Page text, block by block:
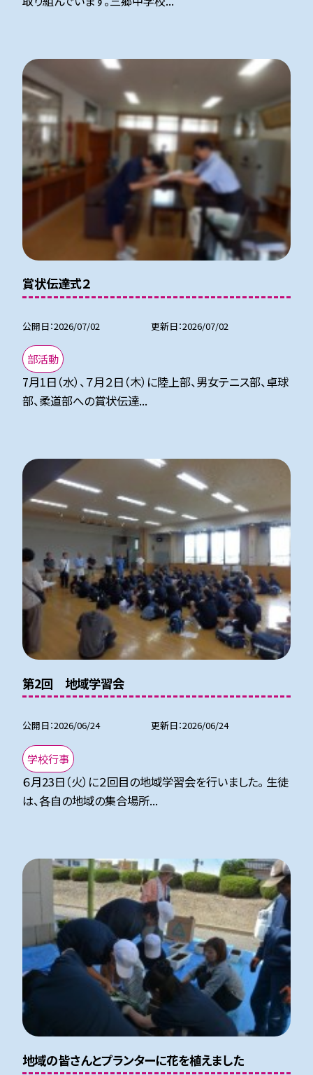
賞状伝達式２
公開日 2026/07/02 更新日 2026/07/02
部活動
7月1日（水）、７月２日（木）に陸上部、男女テニス部、卓球
部、柔道部への賞状伝達...
第2回 地域学習会
公開日 2026/06/24 更新日 2026/06/24
学校行事
６月23日（火）に２回目の地域学習会を行いました。 生徒
は、各自の地域の集合場所...
地域の皆さんとプランターに花を植えました